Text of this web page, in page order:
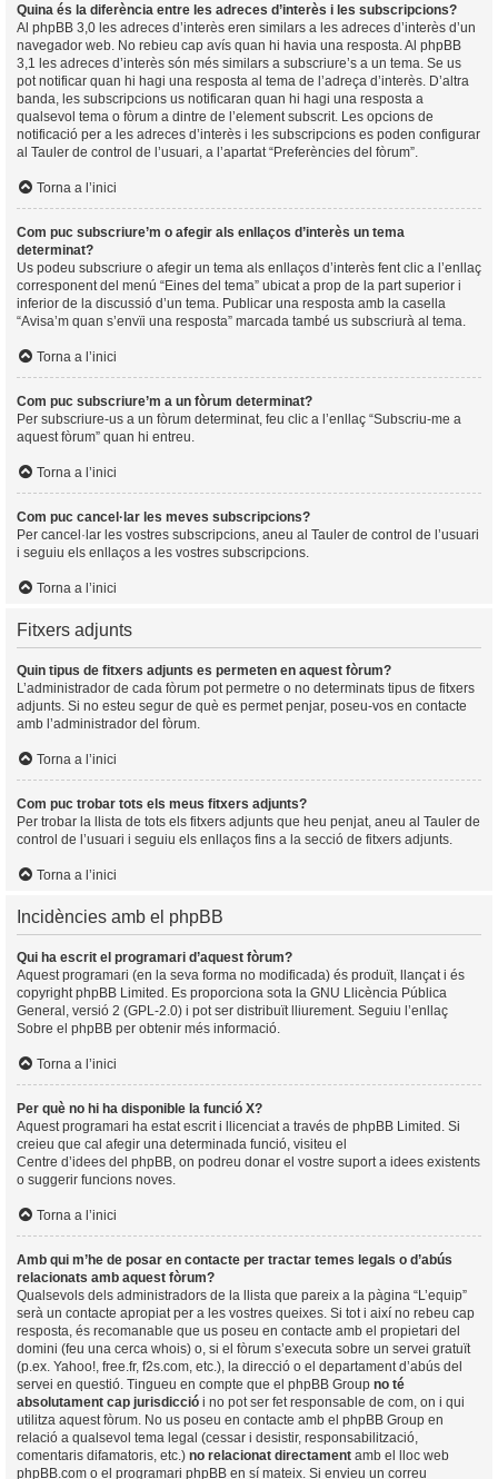
Quina és la diferència entre les adreces d’interès i les subscripcions?
Al phpBB 3,0 les adreces d’interès eren similars a les adreces d’interès d’un
navegador web. No rebieu cap avís quan hi havia una resposta. Al phpBB
3,1 les adreces d’interès són més similars a subscriure’s a un tema. Se us
pot notificar quan hi hagi una resposta al tema de l’adreça d’interès. D’altra
banda, les subscripcions us notificaran quan hi hagi una resposta a
qualsevol tema o fòrum a dintre de l’element subscrit. Les opcions de
notificació per a les adreces d’interès i les subscripcions es poden configurar
al Tauler de control de l’usuari, a l’apartat “Preferències del fòrum”.
Torna a l’inici
Com puc subscriure’m o afegir als enllaços d’interès un tema
determinat?
Us podeu subscriure o afegir un tema als enllaços d’interès fent clic a l’enllaç
corresponent del menú “Eines del tema” ubicat a prop de la part superior i
inferior de la discussió d’un tema. Publicar una resposta amb la casella
“Avisa’m quan s’envïi una resposta” marcada també us subscriurà al tema.
Torna a l’inici
Com puc subscriure’m a un fòrum determinat?
Per subscriure-us a un fòrum determinat, feu clic a l’enllaç “Subscriu-me a
aquest fòrum” quan hi entreu.
Torna a l’inici
Com puc cancel·lar les meves subscripcions?
Per cancel·lar les vostres subscripcions, aneu al Tauler de control de l’usuari
i seguiu els enllaços a les vostres subscripcions.
Torna a l’inici
Fitxers adjunts
Quin tipus de fitxers adjunts es permeten en aquest fòrum?
L’administrador de cada fòrum pot permetre o no determinats tipus de fitxers
adjunts. Si no esteu segur de què es permet penjar, poseu-vos en contacte
amb l’administrador del fòrum.
Torna a l’inici
Com puc trobar tots els meus fitxers adjunts?
Per trobar la llista de tots els fitxers adjunts que heu penjat, aneu al Tauler de
control de l’usuari i seguiu els enllaços fins a la secció de fitxers adjunts.
Torna a l’inici
Incidències amb el phpBB
Qui ha escrit el programari d’aquest fòrum?
Aquest programari (en la seva forma no modificada) és produït, llançat i és
copyright phpBB Limited . Es proporciona sota la GNU Llicència Pública
General, versió 2 (GPL-2.0) i pot ser distribuït lliurement. Seguiu l’enllaç
Sobre el phpBB per obtenir més informació.
Torna a l’inici
Per què no hi ha disponible la funció X?
Aquest programari ha estat escrit i llicenciat a través de phpBB Limited. Si
creieu que cal afegir una determinada funció, visiteu el
Centre d’idees del phpBB , on podreu donar el vostre suport a idees existents
o suggerir funcions noves.
Torna a l’inici
Amb qui m’he de posar en contacte per tractar temes legals o d’abús
relacionats amb aquest fòrum?
Qualsevols dels administradors de la llista que pareix a la pàgina “L’equip”
serà un contacte apropiat per a les vostres queixes. Si tot i així no rebeu cap
resposta, és recomanable que us poseu en contacte amb el propietari del
domini (feu una cerca whois) o, si el fòrum s’executa sobre un servei gratuït
(p.ex. Yahoo!, free.fr, f2s.com, etc.), la direcció o el departament d’abús del
servei en questió. Tingueu en compte que el phpBB Group no té
absolutament cap jurisdicció i no pot ser fet responsable de com, on i qui
utilitza aquest fòrum. No us poseu en contacte amb el phpBB Group en
relació a qualsevol tema legal (cessar i desistir, responsabilització,
comentaris difamatoris, etc.) no relacionat directament amb el lloc web
phpBB.com o el programari phpBB en sí mateix. Si envieu un correu